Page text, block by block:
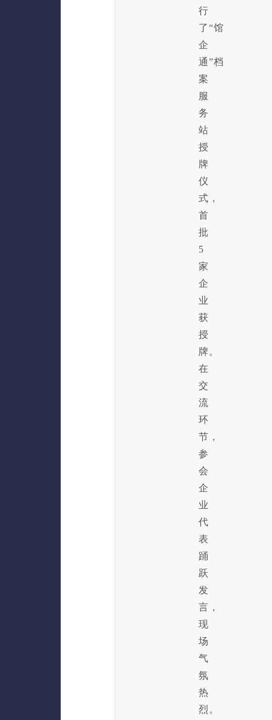
行
了“馆
企
通”档
案
服
务
站
授
牌
仪
式，
首
批
5
家
企
业
获
授
牌。
在
交
流
环
节，
参
会
企
业
代
表
踊
跃
发
言，
现
场
气
氛
热
烈。